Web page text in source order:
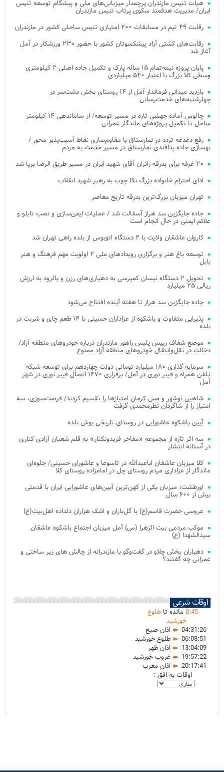
هیات تنیس مازندران پرچمدار میزبانی‌های ملی و پیشگام توسعه تنیس
ایران/ مدیریت هدفمند سکوی پرتاب تنیس مازندران
رقابت ۴۹ تیم در مسابقات ۲۰۰ امتیازی تنیس ساحلی کشور در مازندران
رقابت‌های کشتی آزاد پیشکسوتان کشور با حضور ۲۳۰ ورزشکار در آمل
آغاز شد
پایان پروژه نیمه‌تمام ۱۵ ساله پارک و تکمیل جاده اصلی ۲ کیلومتری
وسطی کلا بزرگ با اعتبار ۵۴۰ میلیاردی
بازدید میدانی فرماندار آمل از ۱۴ روستای بخش دشت‌سر در
چهارشنبه‌های خدمت‌رسانی
چالوس آماده جهشی تازه در مسیر توسعه/ از ساماندهی ۱۴ کیلومتر
ساحل تا تکمیل پروژه‌های ماندگار عمرانی
رفع دغدغه تردد در نمارستاق با مقاوم‌سازی نقاط آسیب‌پذیر محور /
بهسازی جاده پدافندی نمارستاق در مسیر خدمت به مردم
۲۰ غرفه برای بدرقه زائران آقای شهید ایران در مسیر طریق الرضا برپا شد
ادای احترام خانواده بزرگ نکا چوب به رهبر شهید انقلاب
تهران میزبان بزرگ‌ترین بدرقه تاریخ معاصر
جاده جایگزین سد هراز آسفالت شد / عملیات ایمن‌سازی و نصب تابلو و
علائم ایمنی در حال انجام است
کاروان عاشقان ولایت با ۲ دستگاه اتوبوس از بلده راهی تهران شد
توسعه باغ هنر و برگزاری رویدادهای ملی ۲ اولویت مهم فرهنگ و هنر
بابل
تحویل ۲ دستگاه نیسان کمپرسی به دهیاری‌های رزن و یالرود به ارزش
ریالی ۲۵ میلیارد
جاده جایگزین سد هراز تا هفته آینده افتتاح می‌شود
پذیرایی متفاوت و باشکوه از عزاداران حسینی با ۱۴ طعم چای و شربت در
بلده
موضع شفاف رییس پلیس راهور مازندران درباره خودروهای منطقه آزاد/
دخالت در نقل‌وانتقال خودروهای منطقه آزاد ممنوع
سرمایه گذاری ۱۸۰ میلیارد تومانی دولت چهاردهم برای توسعه شبکه
تلفن همراه و فیبر نوری در آمل/ برقراری ۱۴۷۰ اتصال فیبر نوری در شهر
آمل
شاهین نوشهر و مس کرمان امتیازها را تقسیم کردند/ فرصت‌سوزی، سه
امتیاز را از شاگردان نظرمحمدی گرفت
آیین باشکوه عاشورایی در روستای تاریخی یوش بلده
سه اثر تازه از مجموعه «مفاخر فریدونکنار» به قلم شعبان آزادی کناری
در آستانه انتشار
کلا میزبان عاشقان اباعبدالله در تاسوعا و عاشورای حسینی/ جلوه‌ای
ماندگار از عزاداری مردم روستای چل در امامزاده روستای کلا
اورطشت؛ میزبان یکی از کهن‌ترین آیین‌های عاشورایی ایران با قدمتی
بیش از ۶۰۰ سال
عروسی حضرت قاسم(ع) با گل‌باران و اشک هزاران دلداده اهل‌بیت(ع)
موکب مردمی بیت‌ الزهرا (س) آمل میزبان اجتماع باشکوه عاشقان
سیدالشهدا (ع)
دهیاران بخش چلاو در گفت‌وگو با مازندرانه از چالش های زیر ساختی و
عمرانی چه گفتند؟
اوقات شرعی
0:45 مانده تاطلوع
خورشید
04:31:26
اذان صبح
06:08:51
طلوع خورشید
13:04:09
اذان ظهر
19:57:22
غروب خورشید
20:17:41
اذان مغرب
اوقات به افق :